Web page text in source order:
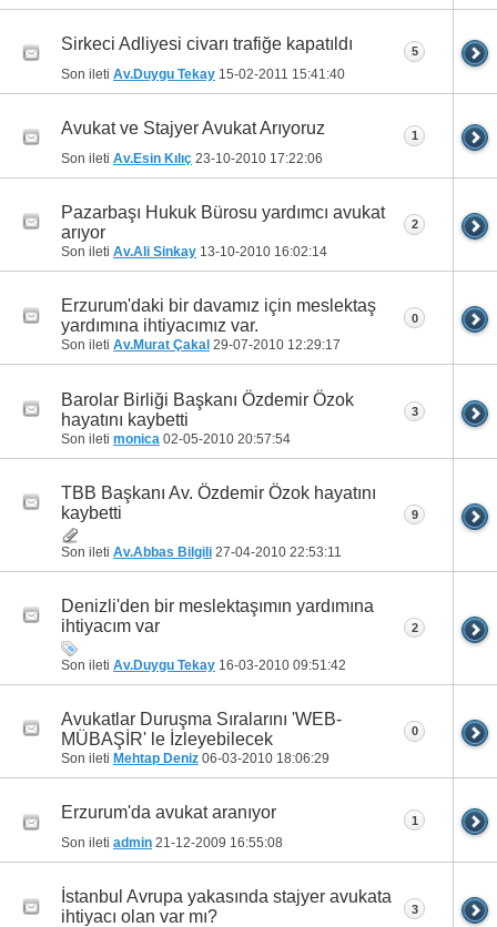
Sirkeci Adliyesi civarı trafiğe kapatıldı
Son ileti Av.Duygu Tekay 15-02-2011 15:41:40
5
Avukat ve Stajyer Avukat Arıyoruz
Son ileti Av.Esin Kılıç 23-10-2010 17:22:06
1
Pazarbaşı Hukuk Bürosu yardımcı avukat
arıyor
Son ileti Av.Ali Sinkay 13-10-2010 16:02:14
2
Erzurum'daki bir davamız için meslektaş
yardımına ihtiyacımız var.
Son ileti Av.Murat Çakal 29-07-2010 12:29:17
0
Barolar Birliği Başkanı Özdemir Özok
hayatını kaybetti
Son ileti monica 02-05-2010 20:57:54
3
TBB Başkanı Av. Özdemir Özok hayatını
kaybetti
Son ileti Av.Abbas Bilgili 27-04-2010 22:53:11
9
Denizli'den bir meslektaşımın yardımına
ihtiyacım var
Son ileti Av.Duygu Tekay 16-03-2010 09:51:42
2
Avukatlar Duruşma Sıralarını 'WEB-
MÜBAŞİR' le İzleyebilecek
Son ileti Mehtap Deniz 06-03-2010 18:06:29
0
Erzurum'da avukat aranıyor
Son ileti admin 21-12-2009 16:55:08
1
İstanbul Avrupa yakasında stajyer avukata
ihtiyacı olan var mı?
3